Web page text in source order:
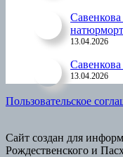
натюрморт
13.04.2026
13.04.2026
Пользовательское
Сайт создан для
Рождественского и